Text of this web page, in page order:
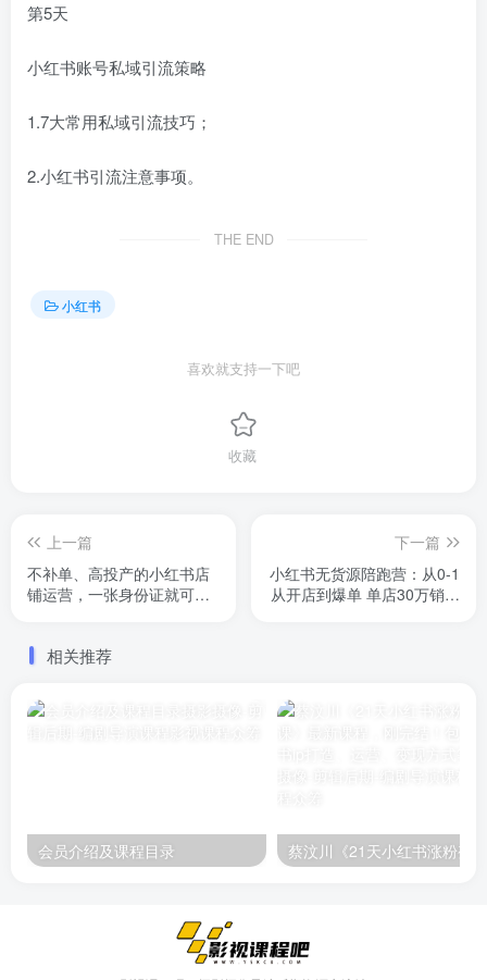
第5天
小红书账号私域引流策略
1.7大常用私域引流技巧；
2.小红书引流注意事项。
THE END
小红书
喜欢就支持一下吧
收藏
上一篇
不补单、高投产的小红书店
铺运营，一张身份证就可以
下一篇
小红书无货源陪跑营：从0-1
从开店到爆单 单店30万销售
相关推荐
会员介绍及课程目录